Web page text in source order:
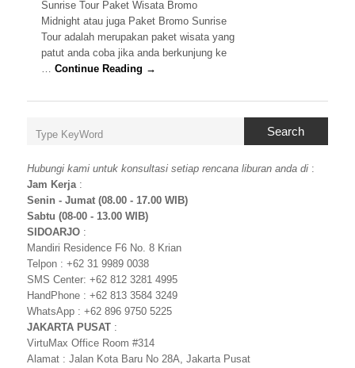
Sunrise Tour Paket Wisata Bromo
Midnight atau juga Paket Bromo Sunrise
Tour adalah merupakan paket wisata yang
patut anda coba jika anda berkunjung ke
…Continue Reading →
Search
Hubungi kami untuk konsultasi setiap rencana liburan anda di :
Jam Kerja:
Senin - Jumat (08.00 - 17.00 WIB)
Sabtu (08-00 - 13.00 WIB)
SIDOARJO :
Mandiri Residence F6 No. 8 Krian
Telpon : +62 31 9989 0038
SMS Center: +62 812 3281 4995
HandPhone : +62 813 3584 3249
WhatsApp : +62 896 9750 5225
JAKARTA PUSAT :
VirtuMax Office Room #314
Alamat : Jalan Kota Baru No 28A, Jakarta Pusat